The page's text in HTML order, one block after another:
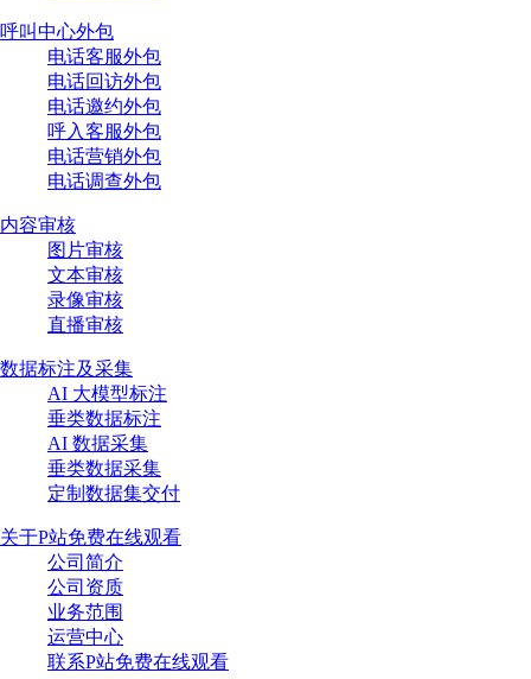
呼叫中心外包
电话客服外包
电话回访外包
电话邀约外包
呼入客服外包
电话营销外包
电话调查外包
内容审核
图片审核
文本审核
录像审核
直播审核
数据标注及采集
AI 大模型标注
垂类数据标注
AI 数据采集
垂类数据采集
定制数据集交付
关于P站免费在线观看
公司简介
公司资质
业务范围
运营中心
联系P站免费在线观看